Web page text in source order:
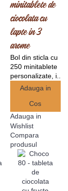
minitablete de
ciocolata cu
lapte in 3
arome
Bol din sticla cu
250 minitablete
personalizate, i..
Adauga in
Cos
Adauga in
Wishlist
Compara
produsul